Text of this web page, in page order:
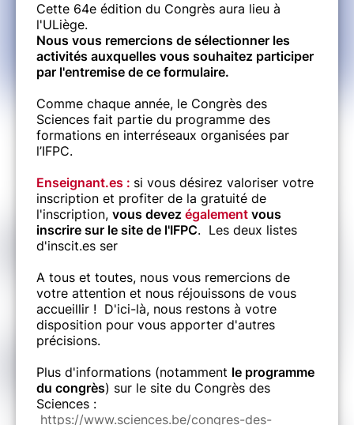
Cette 64e édition du Congrès aura lieu à
l'ULiège.
Nous vous remercions de sélectionner les
activités auxquelles vous souhaitez participer
par l'entremise de ce formulaire.
Comme chaque année, le Congrès des
Sciences fait partie du programme des
formations en interréseaux organisées par
l’IFPC.
Enseignant.es : si vous désirez valoriser votre
inscription et profiter de la gratuité de
l'inscription, vous devez également vous
inscrire sur le site de l'IFPC. Les deux listes
d'inscit.es ser
A tous et toutes, nous vous remercions de
votre attention et nous réjouissons de vous
accueillir ! D'ici-là, nous restons à votre
disposition pour vous apporter d'autres
précisions.
Plus d'informations (notamment le programme
du congrès) sur le site du Congrès des
Sciences :
https://www.sciences.be/congres-des-